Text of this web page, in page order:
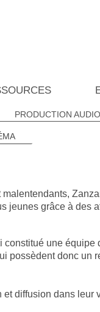
PRODUCTION AUDIO
jeunes grâce à des
une équipe
possèdent donc un
diffusion dans leur